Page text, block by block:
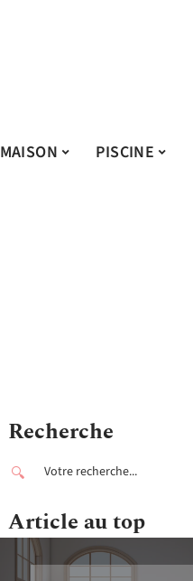
MAISON PISCINE
Recherche
Article au top